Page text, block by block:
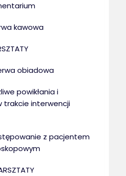
kawowa
obiadowa
powikłania i
trakcie interwencji
z pacjentem